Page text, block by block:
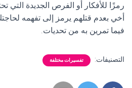
رمزًا للأفكار أو الفرص الجديدة التي
أخي بعدم قتلهم يرمز إلى تفهمه
فيما تمرين به من تحديات.
التصنيفات: تفسيرات مختلفة